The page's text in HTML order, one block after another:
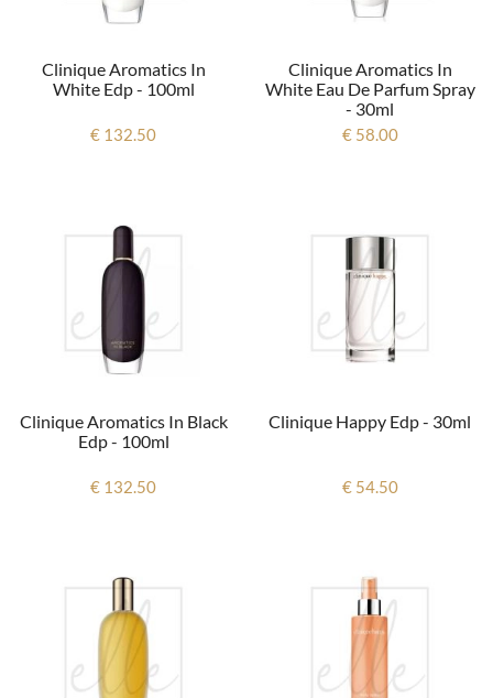
Clinique Aromatics In
White Edp - 100ml
€ 132.50
Clinique Aromatics In
White Eau De Parfum Spray
- 30ml
€ 58.00
Clinique Aromatics In Black
Edp - 100ml
€ 132.50
Clinique Happy Edp - 30ml
€ 54.50